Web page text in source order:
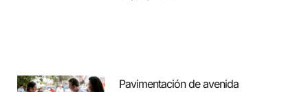
Pavimentación de avenida